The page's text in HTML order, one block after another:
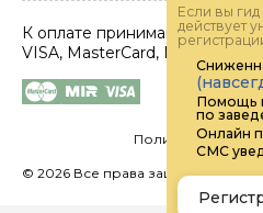
К оплате принимаются карты
VISA, MasterCard, МИР
Политика
© 2026 Все права защищены.
Если вы
действует
Помощь
по
Онлайн
СМС